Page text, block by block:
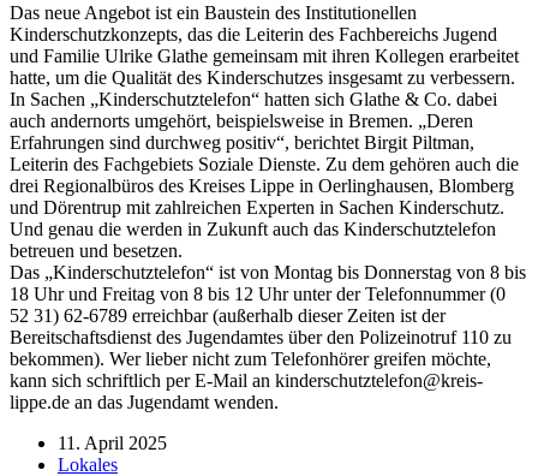
Das neue Angebot ist ein Baustein des Institutionellen
Kinderschutzkonzepts, das die Leiterin des Fachbereichs Jugend
und Familie Ulrike Glathe gemeinsam mit ihren Kollegen erarbeitet
hatte, um die Qualität des Kinderschutzes insgesamt zu verbessern.
In Sachen „Kinderschutztelefon“ hatten sich Glathe & Co. dabei
auch andernorts umgehört, beispielsweise in Bremen. „Deren
Erfahrungen sind durchweg positiv“, berichtet Birgit Piltman,
Leiterin des Fachgebiets Soziale Dienste. Zu dem gehören auch die
drei Regionalbüros des Kreises Lippe in Oerlinghausen, Blomberg
und Dörentrup mit zahlreichen Experten in Sachen Kinderschutz.
Und genau die werden in Zukunft auch das Kinderschutztelefon
betreuen und besetzen.
Das „Kinderschutztelefon“ ist von Montag bis Donnerstag von 8 bis
18 Uhr und Freitag von 8 bis 12 Uhr unter der Telefonnummer (0
52 31) 62-6789 erreichbar (außerhalb dieser Zeiten ist der
Bereitschaftsdienst des Jugendamtes über den Polizeinotruf 110 zu
bekommen). Wer lieber nicht zum Telefonhörer greifen möchte,
kann sich schriftlich per E-Mail an kinderschutztelefon@kreis-
lippe.de an das Jugendamt wenden.
11. April 2025
Lokales